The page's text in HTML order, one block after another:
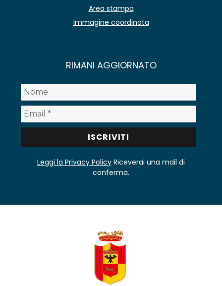
Area stampa
Immagine coordinata
RIMANI AGGIORNATO
Leggi la Privacy Policy Riceverai una mail di
conferma.